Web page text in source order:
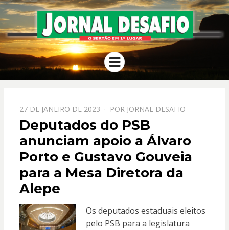
JORNAL
DESAFIO
O Sertão em 1º Lugar
Menu
PPOSTADO
EM
27 DE JANEIRO DE 2023 POR JORNAL DESAFIO
Deputados do PSB
anunciam apoio a Álvaro
Porto e Gustavo Gouveia
para a Mesa Diretora da
Alepe
Os deputados estaduais eleitos
pelo PSB para a legislatura